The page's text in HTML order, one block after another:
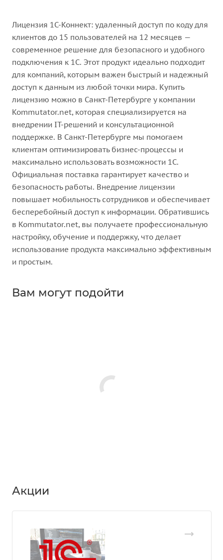
Лицензия 1С-Коннект: удаленный доступ по коду для
клиентов до 15 пользователей на 12 месяцев —
современное решение для безопасного и удобного
подключения к 1С. Этот продукт идеально подходит
для компаний, которым важен быстрый и надежный
доступ к данным из любой точки мира. Купить
лицензию можно в Санкт-Петербурге у компании
Kommutator.net, которая специализируется на
внедрении IT-решений и консультационной
поддержке. В Санкт-Петербурге мы помогаем
клиентам оптимизировать бизнес-процессы и
максимально использовать возможности 1С.
Официальная поставка гарантирует качество и
безопасность работы. Внедрение лицензии
повышает мобильность сотрудников и обеспечивает
бесперебойный доступ к информации. Обратившись
в Kommutator.net, вы получаете профессиональную
настройку, обучение и поддержку, что делает
использование продукта максимально эффективным
и простым.
Вам могут подойти
Акции